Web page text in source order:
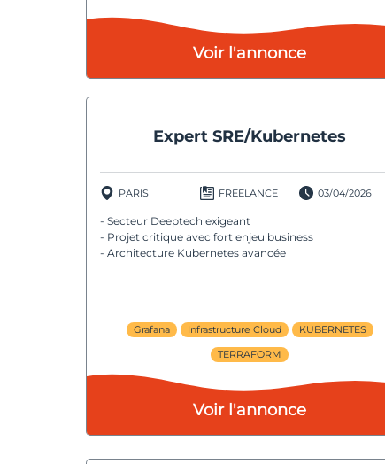
sens de l’organisation dans la gestion de vos missions
savez collaborer avec des interlocuteurs métiers et
Voir l'annonce
Expert SRE/Kubernetes
PARIS FREELANCE 03/04/2026
- Secteur Deeptech exigeant
- Projet critique avec fort enjeu business
- Architecture Kubernetes avancée
Grafana Infrastructure Cloud
KUBERNETES
TERRAFORM
Voir l'annonce